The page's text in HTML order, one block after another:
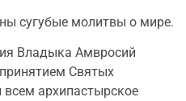
сугубые молитвы о мире.
Владыка Амвросий
Святых
архипастырское